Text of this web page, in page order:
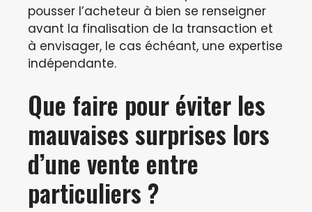
pousser l’acheteur à bien se renseigner
avant la finalisation de la transaction et
à envisager, le cas échéant, une expertise
indépendante.
Que faire pour éviter les
mauvaises surprises lors
d’une vente entre
particuliers ?